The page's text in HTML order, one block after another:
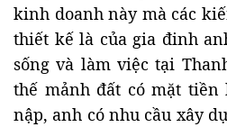
kinh doanh này mà các
thiết kế là của gia đinh
sống và làm việc tại
thế mảnh đất có mặt tiền
nập, anh có nhu cầu xây